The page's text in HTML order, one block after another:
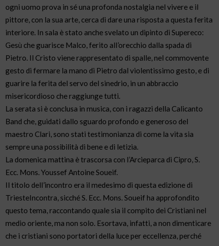
ogni uomo prova in sé una profonda nostalgia nel vivere e il
pittore, con la sua arte, cerca di dare una risposta a questa ferita
interiore. In sala è stato anche svelato un dipinto di Supereco:
Gesù che guarisce Malco, ferito all’orecchio dalla spada di
Pietro. Il Cristo viene rappresentato di spalle, nel commovente
gesto di fermare la mano di Pietro dal violentissimo gesto, e di
guarire la ferita del servo del sinedrio, in un abbraccio
misericordioso che raggiunge tutti.
La serata si è conclusa in musica, con i ragazzi della Calicanto
Band che, guidati dallo sguardo profondo e generoso del
maestro Clari, sono stati testimonianza di come la vita sia
sempre una possibilità di bene e di letizia.
La domenica mattina è trascorsa con l’Arcieparca di Cipro, S.
Ecc. Mons. Youssef Antoine Soueif.
Il titolo dell’incontro era il medesimo di questa edizione di
TriesteIncontra, sicché S. Ecc. Mons. Soueif ha approfondito
questo tema, raccontando quale sia il compito dei Cristiani nel
medio oriente, ma non solo. Esortava, infatti, a non dimenticare
che i cristiani sono portatori della luce per eccellenza, perché